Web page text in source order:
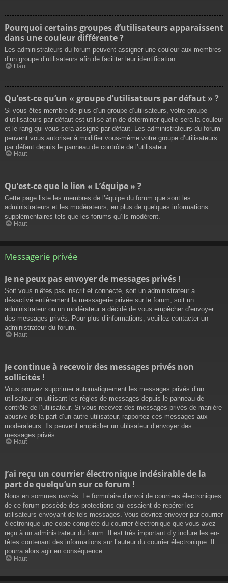
Pourquoi certains groupes d’utilisateurs apparaissent
dans une couleur différente ?
Les administrateurs du forum peuvent assigner une couleur aux membres
d’un groupe d’utilisateurs afin de faciliter leur identification.
Haut
Qu’est-ce qu’un « groupe d’utilisateurs par défaut » ?
Si vous êtes membre de plus d’un groupe d’utilisateurs, votre groupe
d’utilisateurs par défaut est utilisé afin de déterminer quelle sera la couleur
et le rang qui vous sera assigné par défaut. Les administrateurs du forum
peuvent vous autoriser à modifier vous-même votre groupe d’utilisateurs
par défaut depuis le panneau de contrôle de l’utilisateur.
Haut
Qu’est-ce que le lien « L’équipe » ?
Cette page liste les membres de l’équipe du forum que sont les
administrateurs et les modérateurs, en plus de quelques informations
supplémentaires tels que les forums qu’ils modèrent.
Haut
Messagerie privée
Je ne peux pas envoyer de messages privés !
Soit vous n’êtes pas inscrit et connecté, soit un administrateur a
désactivé entièrement la messagerie privée sur le forum, soit un
administrateur ou un modérateur a décidé de vous empêcher d’envoyer
des messages privés. Pour plus d’informations, veuillez contacter un
administrateur du forum.
Haut
Je continue à recevoir des messages privés non
sollicités !
Vous pouvez supprimer automatiquement les messages privés d’un
utilisateur en utilisant les règles de messages depuis le panneau de
contrôle de l’utilisateur. Si vous recevez des messages privés de manière
abusive de la part d’un autre utilisateur, rapportez ces messages aux
modérateurs. Ils peuvent empêcher un utilisateur d’envoyer des
messages privés.
Haut
J’ai reçu un courrier électronique indésirable de la
part de quelqu’un sur ce forum !
Nous en sommes navrés. Le formulaire d’envoi de courriers électroniques
de ce forum possède des protections qui essaient de repérer les
utilisateurs envoyant de tels messages. Vous devriez envoyer par courrier
électronique une copie complète du courrier électronique que vous avez
reçu à un administrateur du forum. Il est très important d’y inclure les en-
têtes contenant des informations sur l’auteur du courrier électronique. Il
pourra alors agir en conséquence.
Haut